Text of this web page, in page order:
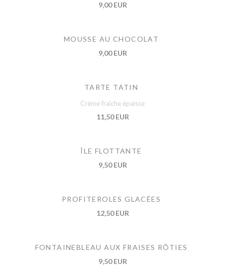
9,00 EUR
MOUSSE AU CHOCOLAT
9,00 EUR
TARTE TATIN
Crème fraîche épaisse
11,50 EUR
ÎLE FLOTTANTE
9,50 EUR
PROFITEROLES GLACÉES
12,50 EUR
FONTAINEBLEAU AUX FRAISES RÔTIES
9,50 EUR